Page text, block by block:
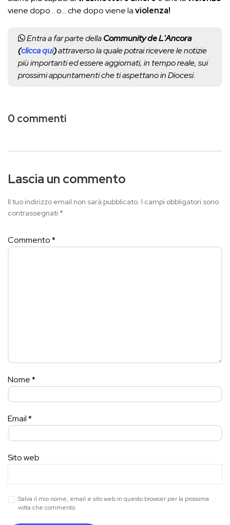
viene dopo… o… che dopo viene laviolenza!
Entra a far parte dellaCommunity de L'Ancora
(clicca qui)attraverso la quale potrai ricevere le notizie
più importanti ed essere aggiornati, in tempo reale, sui
prossimi appuntamenti che ti aspettano in Diocesi.
0 commenti
Lascia un commento
Il tuo indirizzo email non sarà pubblicato. I campi obbligatori sono
contrassegnati *
Commento*
Nome*
Email*
Sito web
Salva il mio nome, email e sito web in questo browser per la prossima
volta che commento.